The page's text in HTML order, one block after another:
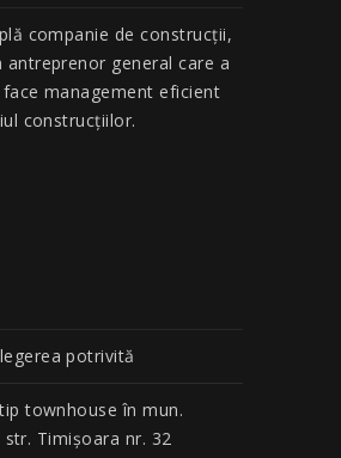
companie de construcţii,
antreprenor general care a
management eficient
construcțiilor.
potrivită
townhouse în mun.
Timișoara nr. 32